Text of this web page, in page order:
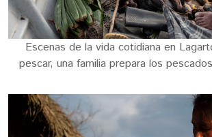
Escenas de la vida cotidiana en
pescar, una familia prepara los